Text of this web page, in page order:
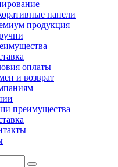
панели
продукция
оплаты
и возврат
преимущества